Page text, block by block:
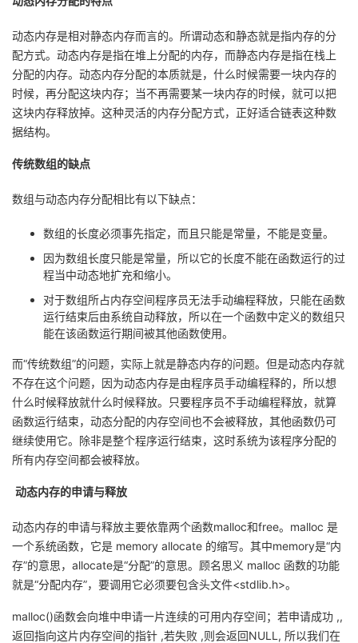
动
关
注
的
开
发
者
学
堂
程
认
证
的
实
验
我
的
收
我
的
Programs
我
的
支
持
我
支
持
声
建
议
动态内存是相对静态内存而言的。所谓动态和静态就是指内存的分
配方式。动态内存是指在堆上分配的内存，而静态内存是指在栈上
分配的内存。动态内存分配的本质就是，什么时候需要一块内存的
时候，再分配这块内存；当不再需要某一块内存的时候，就可以把
这块内存释放掉。这种灵活的内存分配方式，正好适合链表这种数
据结构。
传统数组的缺点
数组与动态内存分配相比有以下缺点：
数组的长度必须事先指定，而且只能是常量，不能是变量。
因为数组长度只能是常量，所以它的长度不能在函数运行的过
程当中动态地扩充和缩小。
对于数组所占内存空间程序员无法手动编程释放，只能在函数
运行结束后由系统自动释放，所以在一个函数中定义的数组只
能在该函数运行期间被其他函数使用。
而“传统数组”的问题，实际上就是静态内存的问题。但是动态内存就
不存在这个问题，因为动态内存是由程序员手动编程释的，所以想
什么时候释放就什么时候释放。只要程序员不手动编程释放，就算
函数运行结束，动态分配的内存空间也不会被释放，其他函数仍可
继续使用它。除非是整个程序运行结束，这时系统为该程序分配的
所有内存空间都会被释放。
动态内存的申请与释放
动态内存的申请与释放主要依靠两个函数malloc和free。 malloc 是
一个系统函数，它是 memory allocate 的缩写。其中memory是“内
存”的意思， allocate是“分配”的意思。顾名思义 malloc 函数的功能
就是“分配内存”，要调用它必须要包含头文件<stdlib.h>。
malloc()函数会向堆中申请一片连续的可用内存空间；若申请成功 ,,
返回指向这片内存空间的指针 ,若失败 ,则会返回NULL, 所以我们在